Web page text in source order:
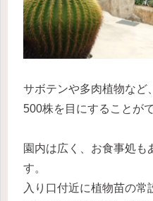
サボテンや多肉植物など
500株を目にすることが
園内は広く、お食事処も
す。
入り口付近に植物苗の常